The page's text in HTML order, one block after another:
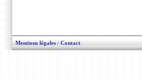
Mentions légales / Contact